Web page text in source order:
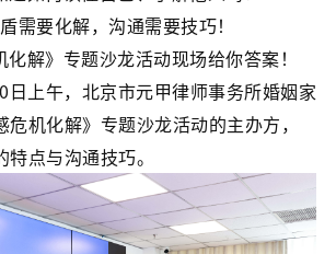
需要化解，沟通需要技巧！
化解》专题沙龙活动现场给你答案！
日上午，北京市元甲律师事务所婚姻家
机化解》专题沙龙活动的主办方，
点与沟通技巧。